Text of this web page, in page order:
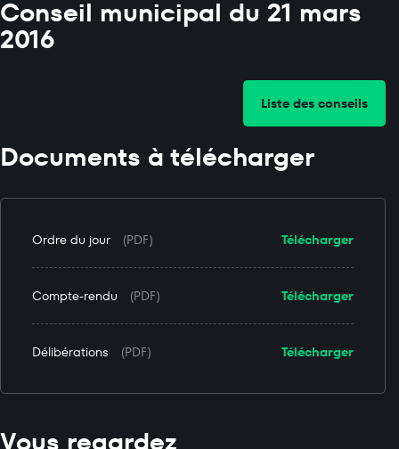
Conseil municipal du 21 mars
2016
Liste des conseils
Documents à télécharger
Télécharger
Ordre du jour (PDF)
Télécharger
Compte-rendu (PDF)
Télécharger
Délibérations (PDF)